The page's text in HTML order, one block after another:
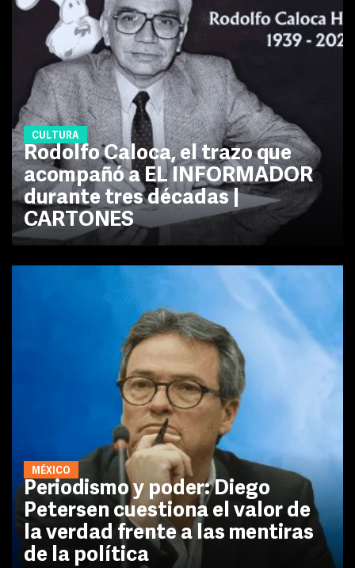
CULTURA
Rodolfo Caloca, el trazo que
acompañó a EL INFORMADOR
durante tres décadas |
CARTONES
MÉXICO
Periodismo y poder: Diego
Petersen cuestiona el valor de
la verdad frente a las mentiras
de la política